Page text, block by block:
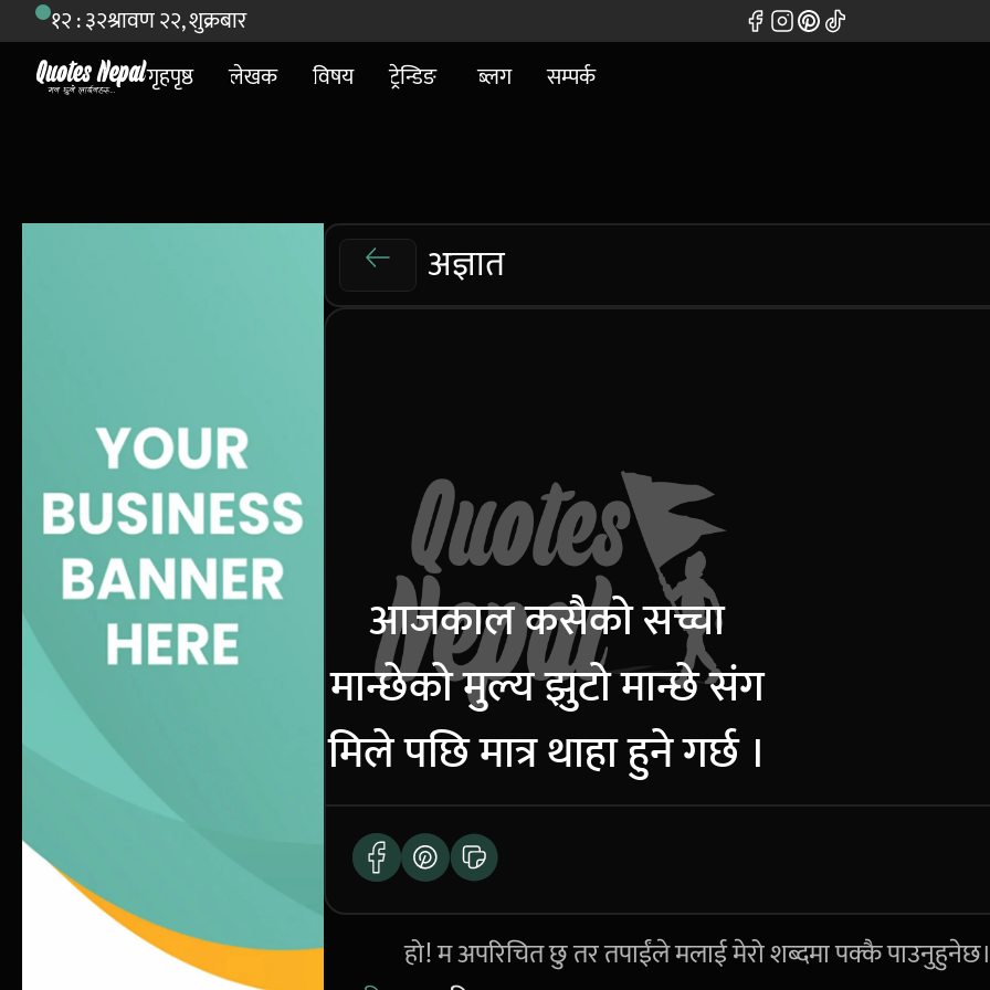
१२ : ३२श्रावण २२, शुक्रबार
गृहपृष्ठ
लेखक विषय ट्रेन्डिङ ब्लग सम्पर्क
अज्ञात
आजकाल कसैको सच्चा
मान्छेको मुल्य झुटो मान्छे संग
मिले पछि मात्र थाहा हुने गर्छ ।
हो! म अपरिचित छु तर तपाईंले मलाई मेरो शब्दमा पक्कै